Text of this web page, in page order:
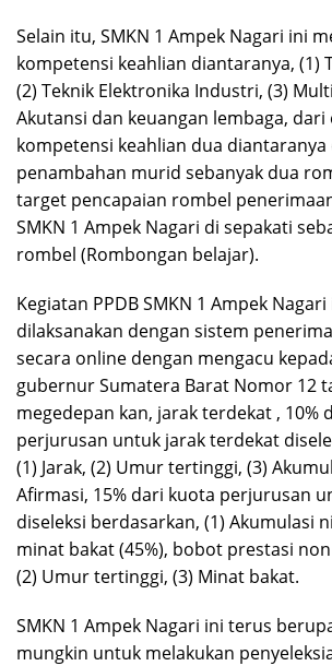
Selain itu, SMKN 1 Ampek Nagari ini
kompetensi keahlian diantaranya, (1)
(2) Teknik Elektronika Industri, (3)
Akutansi dan keuangan lembaga,
kompetensi keahlian dua
penambahan murid sebanyak dua
target pencapaian rombel
SMKN 1 Ampek Nagari di sepakati
rombel (Rombongan belajar).
Kegiatan PPDB SMKN 1 Ampek
dilaksanakan dengan sistem
secara online dengan mengacu
gubernur Sumatera Barat Nomor 12
megedepan kan, jarak terdekat , 10%
perjurusan untuk jarak terdekat
(1) Jarak, (2) Umur tertinggi, (3)
Afirmasi, 15% dari kuota perjurusan
diseleksi berdasarkan, (1) Akumulasi
minat bakat (45%), bobot prestasi
(2) Umur tertinggi, (3) Minat bakat.
SMKN 1 Ampek Nagari ini terus
mungkin untuk melakukan